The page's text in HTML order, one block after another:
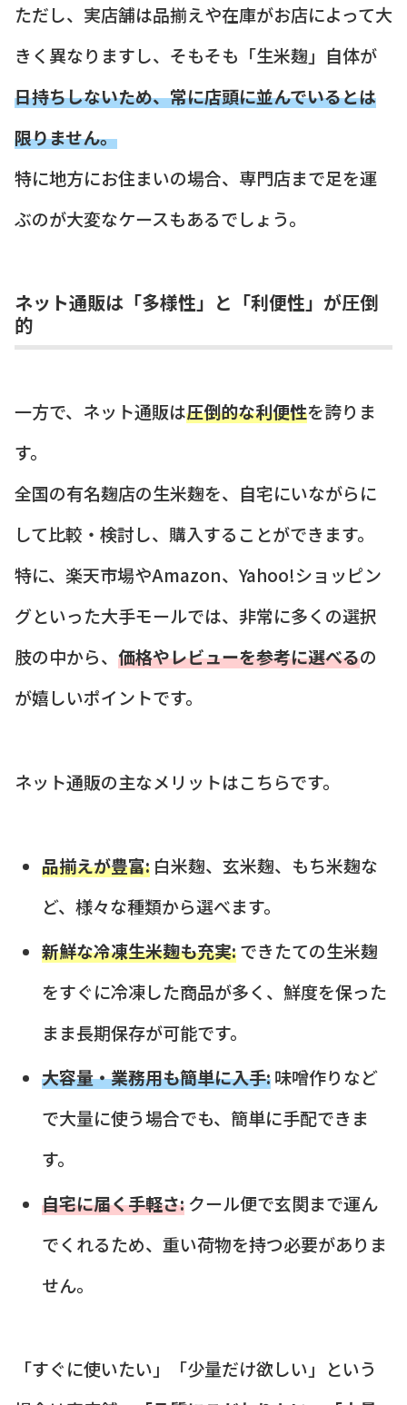
ただし、実店舗は品揃えや在庫がお店によって大
きく異なりますし、そもそも「生米麹」自体が
日持ちしないため、常に店頭に並んでいるとは
限りません。
特に地方にお住まいの場合、専門店まで足を運
ぶのが大変なケースもあるでしょう。
ネット通販は「多様性」と「利便性」が圧倒
的
一方で、ネット通販は圧倒的な利便性を誇りま
す。
全国の有名麹店の生米麹を、自宅にいながらに
して比較・検討し、購入することができます。
特に、楽天市場やAmazon、Yahoo!ショッピン
グといった大手モールでは、非常に多くの選択
肢の中から、 価格やレビューを参考に選べるの
が嬉しいポイントです。
ネット通販の主なメリットはこちらです。
品揃えが豊富:白米麹、玄米麹、もち米麹な
ど、様々な種類から選べます。
新鮮な冷凍生米麹も充実:できたての生米麹
をすぐに冷凍した商品が多く、鮮度を保った
まま長期保存が可能です。
大容量・業務用も簡単に入手:味噌作りなど
で大量に使う場合でも、簡単に手配できま
す。
自宅に届く手軽さ:クール便で玄関まで運ん
でくれるため、重い荷物を持つ必要がありま
せん。
「すぐに使いたい」「少量だけ欲しい」という